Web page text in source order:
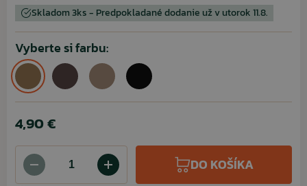
Skladom 3ks - Predpokladané dodanie už v utorok 11.8.
Vyberte si farbu:
4,90 €
DO KOŠÍKA